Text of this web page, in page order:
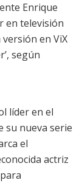
Enrique
en televisión
en ViX
según
líder en el
su nueva serie
el
actriz